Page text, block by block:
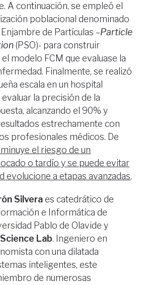
A continuación, se empleó el
poblacional denominado
de Partículas –Particle
(PSO)- para construir
modelo FCM que evaluase la
Finalmente, se realizó
escala en un hospital
la precisión de la
alcanzando el 90% y
estrechamente con
profesionales médicos. De
el riesgo de un
o tardío y se puede evitar
evolucione a etapas avanzadas.
Silveraes catedrático de
e Informática de
Pablo de Olavide y
Lab. Ingeniero en
con una dilatada
inteligentes, este
de numerosas